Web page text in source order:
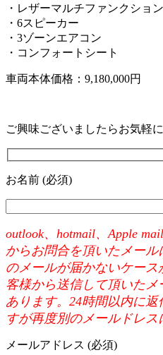
・レザーマルチファンクショ
・6スピーカー
・3ゾーンエアコン
・コンフォートシート
車両本体価格：9,180,000円
ご興味ございましたらお気軽
お名前 (必須)
outlook、hotmail、Apple
からお問合を頂いたメー
のメールが届かないケー
客様から送信して頂いた
あります。24時間以内に
すが再度別のメールドレス
メールアドレス (必須)